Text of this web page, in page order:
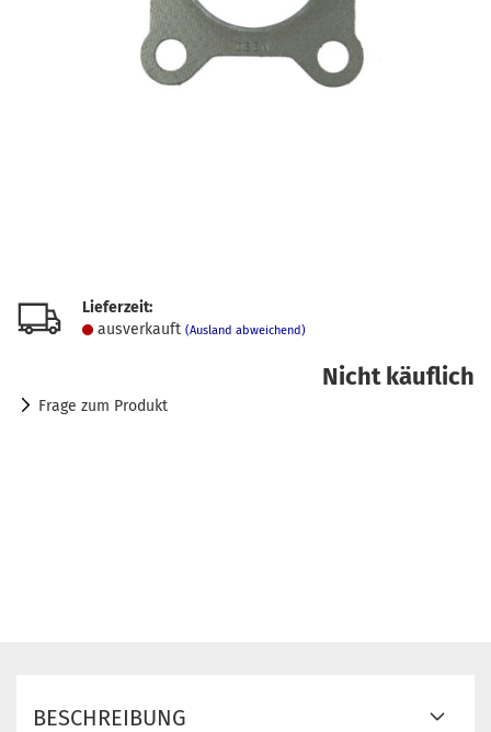
Lieferzeit:
ausverkauft (Ausland abweichend)
Nicht käuflich
Frage zum Produkt
BESCHREIBUNG